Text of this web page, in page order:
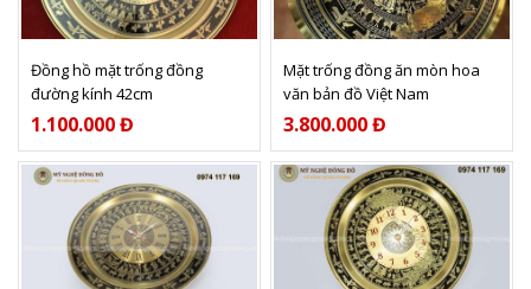
Xem thêm
Đồng hồ mặt trống đồng
đường kính 42cm
1.100.000 Đ
Xem thêm
Mặt trống đồng ăn mòn hoa
văn bản đồ Việt Nam
3.800.000 Đ